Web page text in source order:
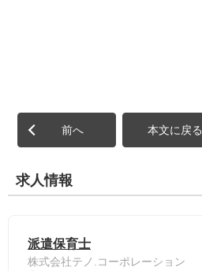
前へ 本文に戻る
求人情報
派遣保育士
株式会社テノ.コーポレーション